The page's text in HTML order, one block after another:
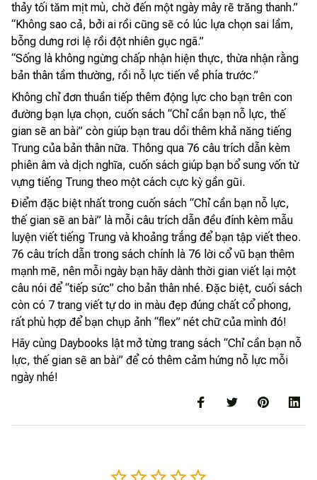
thảy tối tăm mịt mù, chờ đến một ngày mây rẽ trăng thanh.”
“Không sao cả, bởi ai rồi cũng sẽ có lúc lựa chọn sai lầm,
bỗng dưng rơi lệ rồi đột nhiên gục ngã.”
“Sống là không ngừng chấp nhận hiện thực, thừa nhận rằng
bản thân tầm thường, rồi nỗ lực tiến về phía trước.”
Không chỉ đơn thuần tiếp thêm động lực cho bạn trên con
đường bạn lựa chọn, cuốn sách “Chỉ cần bạn nỗ lực, thế
gian sẽ an bài” còn giúp bạn trau dồi thêm khả năng tiếng
Trung của bản thân nữa. Thông qua 76 câu trích dẫn kèm
phiên âm và dịch nghĩa, cuốn sách giúp bạn bổ sung vốn từ
vựng tiếng Trung theo một cách cực kỳ gần gũi.
Điểm đặc biệt nhất trong cuốn sách “Chỉ cần bạn nỗ lực,
thế gian sẽ an bài” là mỗi câu trích dẫn đều đính kèm mẫu
luyện viết tiếng Trung và khoảng trắng để bạn tập viết theo.
76 câu trích dẫn trong sách chính là 76 lời cổ vũ bạn thêm
mạnh mẽ, nên mỗi ngày bạn hãy dành thời gian viết lại một
câu nói để “tiếp sức” cho bản thân nhé. Đặc biệt, cuối sách
còn có 7 trang viết tự do in màu đẹp đúng chất cổ phong,
rất phù hợp để bạn chụp ảnh “flex” nét chữ của mình đó!
Hãy cùng Daybooks lật mở từng trang sách “Chỉ cần bạn nỗ
lực, thế gian sẽ an bài” để có thêm cảm hứng nỗ lực mỗi
ngày nhé!